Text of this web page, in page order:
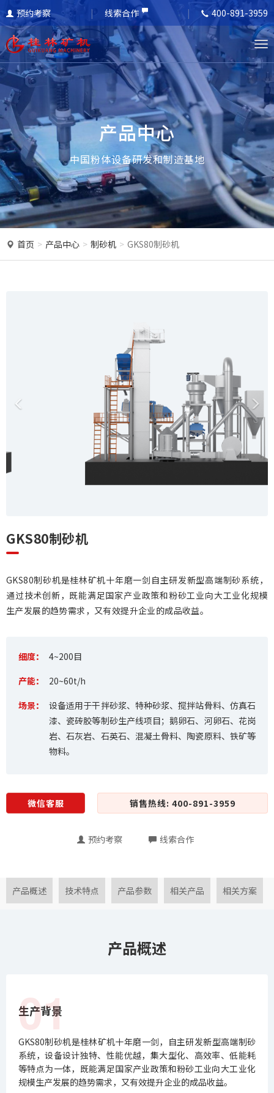
预约考察 线索合作 400-891-3959
T
o
g
g
l
e
n
a
v
i
g
产品中心
中国粉体设备研发和制造基地
首页 产品中心 制砂机 GKS80制砂机
o
GKS80制砂机
GKS80制砂机是桂林矿机十年磨一剑自主研发新型高端制砂系统，
通过技术创新，既能满足国家产业政策和粉砂工业向大工业化规模
生产发展的趋势需求，又有效提升企业的成品收益。
细度：
4~200目
产能：
20~60t/h
场景：
设备适用于干拌砂浆、特种砂浆、搅拌站骨料、仿真石
漆、瓷砖胶等制砂生产线项目；鹅卵石、河卵石、花岗
岩、石灰岩、石英石、混凝土骨料、陶瓷原料、铁矿等
物料。
微信客服 销售热线: 400-891-3959
预约考察 线索合作
产品概述 技术特点 产品参数 相关产品 相关方案
产品概述
01
生产背景
GKS80制砂机是桂林矿机十年磨一剑，自主研发新型高端制砂
系统，设备设计独特、性能优越，集大型化、高效率、低能耗
等特点为一体，既能满足国家产业政策和粉砂工业向大工业化
规模生产发展的趋势需求，又有效提升企业的成品收益。